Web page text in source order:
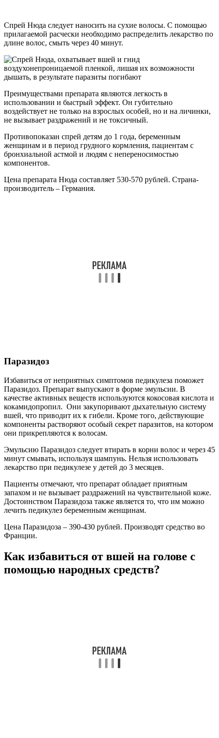
Спрей Нюда следует наносить на сухие волосы. С помощью
прилагаемой расчески необходимо распределить лекарство по
длине волос, смыть через 40 минут.
Преимуществами препарата являются легкость в
использовании и быстрый эффект. Он губительно
воздействует не только на взрослых особей, но и на личинки,
не вызывает раздражений и не токсичный.
Противопоказан спрей детям до 1 года, беременным
женщинам и в период грудного кормления, пациентам с
бронхиальной астмой и людям с непереносимостью
компонентов.
Цена препарата Нюда составляет 530-570 рублей. Страна-
производитель – Германия.
Паразидоз
Избавиться от неприятных симптомов педикулеза поможет
Паразидоз. Препарат выпускают в форме эмульсии. В
качестве активных веществ используются кокосовая кислота и
кокамидопропил. Они закупоривают дыхательную систему
вшей, что приводит их к гибели. Кроме того, действующие
компоненты растворяют особый секрет паразитов, на котором
они прикрепляются к волосам.
Эмульсию Паразидоз следует втирать в корни волос и через 45
минут смывать, используя шампунь. Нельзя использовать
лекарство при педикулезе у детей до 3 месяцев.
Пациенты отмечают, что препарат обладает приятным
запахом и не вызывает раздражений на чувствительной коже.
Достоинством Паразидоза также является то, что им можно
лечить педикулез беременным женщинам.
Цена Паразидоза – 390-430 рублей. Производят средство во
Франции.
Как избавиться от вшей на голове с
помощью народных средств?